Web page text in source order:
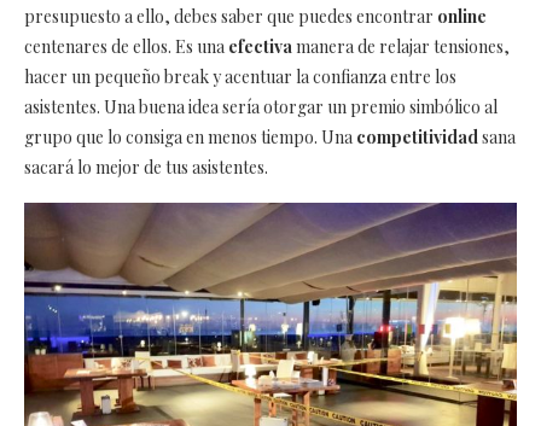
presupuesto a ello, debes saber que puedes encontrar online
centenares de ellos. Es una efectiva manera de relajar tensiones,
hacer un pequeño break y acentuar la confianza entre los
asistentes. Una buena idea sería otorgar un premio simbólico al
grupo que lo consiga en menos tiempo. Una competitividad sana
sacará lo mejor de tus asistentes.